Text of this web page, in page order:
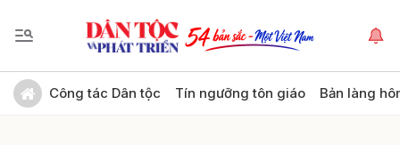
Công tác Dân tộc Tín ngưỡng tôn giáo Bản làng
Gửi bình luận